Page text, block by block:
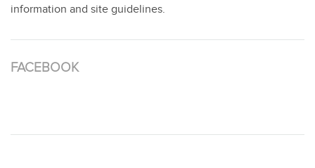
information and site guidelines.
FACEBOOK